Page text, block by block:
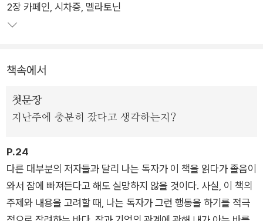
능력을 통해 우리 삶을 더 나은 방향으로 이끌 방법을 탁월한 통
찰로 제시하고 있다.
2장 카페인, 시차증, 멜라토닌
책속에서
첫문장
지난주에 충분히 잤다고 생각하는지?
P.24
다른 대부분의 저자들과 달리 나는 독자가 이 책을 읽다가 졸음이
와서 잠에 빠져든다고 해도 실망하지 않을 것이다. 사실, 이 책의
주제와 내용을 고려할 때, 나는 독자가 그런 행동을 하기를 적극